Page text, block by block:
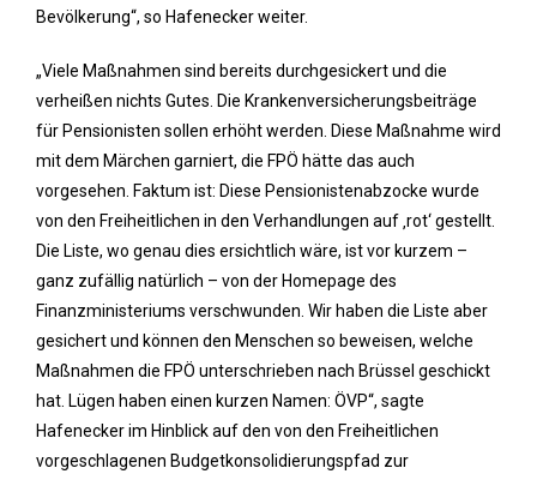
Bevölkerung“, so Hafenecker weiter.
„Viele Maßnahmen sind bereits durchgesickert und die
verheißen nichts Gutes. Die Krankenversicherungsbeiträge
für Pensionisten sollen erhöht werden. Diese Maßnahme wird
mit dem Märchen garniert, die FPÖ hätte das auch
vorgesehen. Faktum ist: Diese Pensionistenabzocke wurde
von den Freiheitlichen in den Verhandlungen auf ‚rot‘ gestellt.
Die Liste, wo genau dies ersichtlich wäre, ist vor kurzem –
ganz zufällig natürlich – von der Homepage des
Finanzministeriums verschwunden. Wir haben die Liste aber
gesichert und können den Menschen so beweisen, welche
Maßnahmen die FPÖ unterschrieben nach Brüssel geschickt
hat. Lügen haben einen kurzen Namen: ÖVP“, sagte
Hafenecker im Hinblick auf den von den Freiheitlichen
vorgeschlagenen Budgetkonsolidierungspfad zur